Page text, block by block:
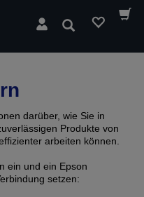
Suchen
darüber, wie Sie in
Produkte von
arbeiten können.
ein und ein Epson
setzen: